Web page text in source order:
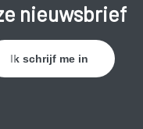
nieuwsbrief